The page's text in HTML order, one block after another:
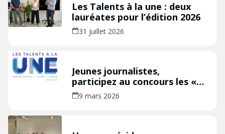
Les Talents à la une : deux
lauréates pour l’édition 2026
31 juillet 2026
Jeunes journalistes,
participez au concours les «
Talents à la Une » édition
2026 !
9 mars 2026